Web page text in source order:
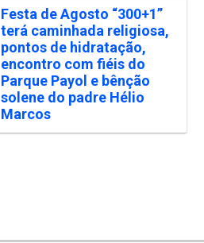
Festa de Agosto “300+1”
terá caminhada religiosa,
pontos de hidratação,
encontro com fiéis do
Parque Payol e bênção
solene do padre Hélio
Marcos